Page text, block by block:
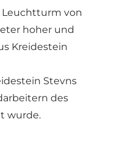
von
hoher und
Kreidestein
Stevns
des
wurde.